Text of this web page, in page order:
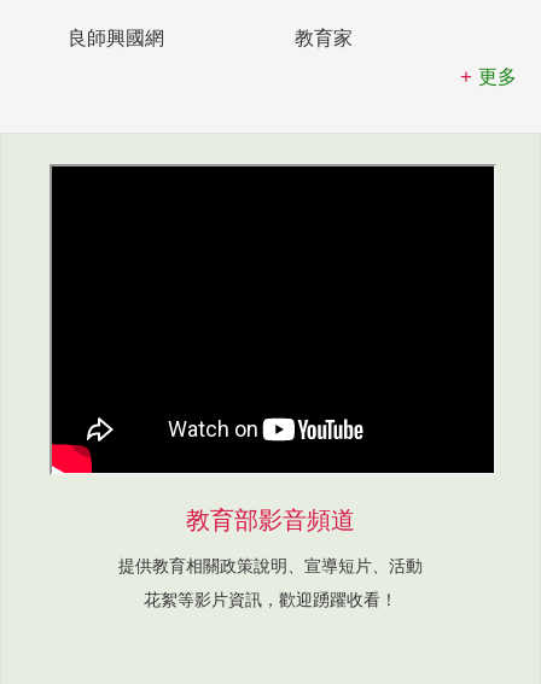
良師興國網
教育家
更多
教育部影音頻道
提供教育相關政策說明、宣導短片、活動
花絮等影片資訊，歡迎踴躍收看！